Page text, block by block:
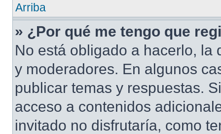
Arriba
» ¿Por qué me tengo que
No está obligado a hacerlo, la
y moderadores. En algunos
publicar temas y respuestas.
acceso a contenidos
invitado no disfrutaría, como